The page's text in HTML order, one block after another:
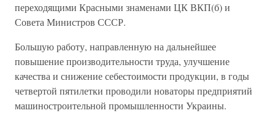
переходящими Красными знаменами ЦК ВКП(б) и
Совета Министров СССР.
Большую работу, направленную на дальнейшее
повышение производительности труда, улучшение
качества и снижение себестоимости продукции, в годы
четвертой пятилетки проводили новаторы предприятий
машиностроительной промышленности Украины.